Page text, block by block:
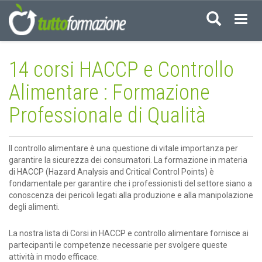
14 corsi HACCP e Controllo
Alimentare : Formazione
Professionale di Qualità
Il controllo alimentare è una questione di vitale importanza per
garantire la sicurezza dei consumatori. La formazione in materia
di HACCP (Hazard Analysis and Critical Control Points) è
fondamentale per garantire che i professionisti del settore siano a
conoscenza dei pericoli legati alla produzione e alla manipolazione
degli alimenti.
La nostra lista di Corsi in HACCP e controllo alimentare fornisce ai
partecipanti le competenze necessarie per svolgere queste
attività in modo efficace.